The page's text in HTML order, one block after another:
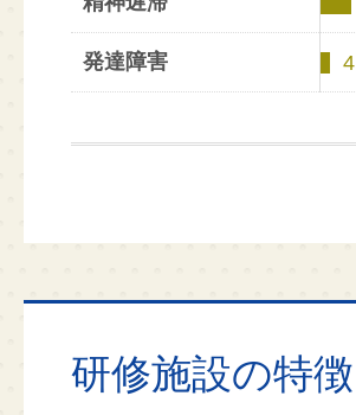
発達障害 4
研修施設の特徴